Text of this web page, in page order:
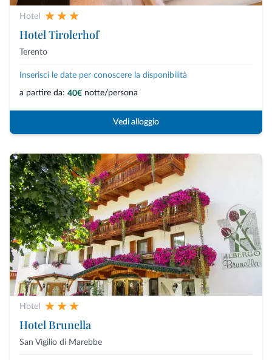
Hotel
Hotel Tirolerhof
Terento
Inserisci le date per conoscere la disponibilità
a partire da: 40€ notte/persona
Vedi alloggio
Hotel
Hotel Brunella
San Vigilio di Marebbe